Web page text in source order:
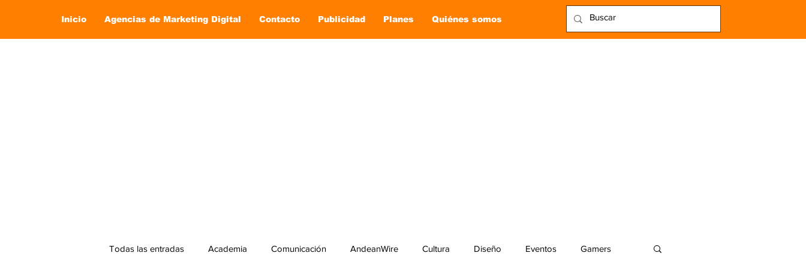
Inicio Agencias de Marketing Digital Contacto Publicidad Planes Quiénes somos
Todas las entradas Academia Comunicación AndeanWire Cultura Diseño Eventos Gamers